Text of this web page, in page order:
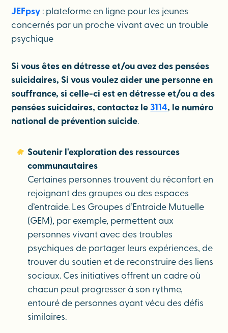
JEFpsy : plateforme en ligne pour les jeunes
concernés par un proche vivant avec un trouble
psychique
Si vous êtes en détresse et/ou avez des pensées
suicidaires, Si vous voulez aider une personne en
souffrance, si celle-ci est en détresse et/ou a des
pensées suicidaires, contactez le3114, le numéro
national de prévention suicide.
Soutenir l'exploration des ressources
communautaires
Certaines personnes trouvent du réconfort en
rejoignant des groupes ou des espaces
d’entraide. Les Groupes d’Entraide Mutuelle
(GEM), par exemple, permettent aux
personnes vivant avec des troubles
psychiques de partager leurs expériences, de
trouver du soutien et de reconstruire des liens
sociaux. Ces initiatives offrent un cadre où
chacun peut progresser à son rythme,
entouré de personnes ayant vécu des défis
similaires.